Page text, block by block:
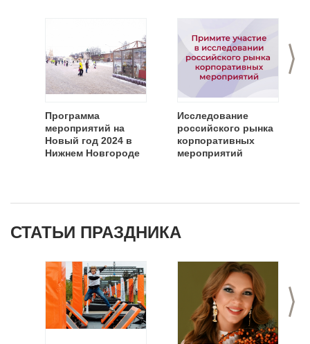
>
Программа
мероприятий на
Новый год 2024 в
Нижнем Новгороде
Исследование
российского рынка
корпоративных
мероприятий
СТАТЬИ ПРАЗДНИКА
>